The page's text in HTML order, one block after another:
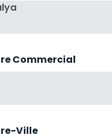
Commercial
Ville